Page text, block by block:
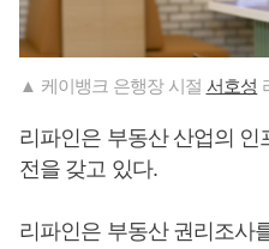
▲ 케이뱅크 은행장 시절 서호성
리파인은 부동산 산업의 인
전을 갖고 있다.
리파인은 부동산 권리조사